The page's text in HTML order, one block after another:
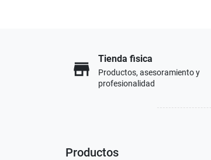
store
Tienda fisica
Productos, asesoramiento y
profesionalidad
Productos